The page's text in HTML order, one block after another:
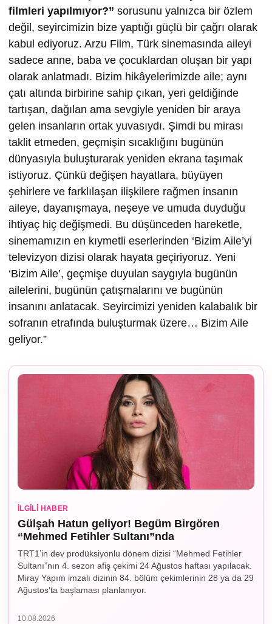
filmleri yapılmıyor?” sorusunu yalnızca bir özlem
değil, seyircimizin bize yaptığı güçlü bir çağrı olarak
kabul ediyoruz. Arzu Film, Türk sinemasında aileyi
sadece anne, baba ve çocuklardan oluşan bir yapı
olarak anlatmadı. Bizim hikâyelerimizde aile; aynı
çatı altında birbirine sahip çıkan, yeri geldiğinde
tartışan, dağılan ama sevgiyle yeniden bir araya
gelen insanların ortak yuvasıydı. Şimdi bu mirası
taklit etmeden, geçmişin sıcaklığını bugünün
dünyasıyla buluşturarak yeniden ekrana taşımak
istiyoruz. Çünkü değişen hayatlara, büyüyen
şehirlere ve farklılaşan ilişkilere rağmen insanın
aileye, dayanışmaya, neşeye ve umuda duyduğu
ihtiyaç hiç değişmedi. Bu düşünceden hareketle,
sinemamızın en kıymetli eserlerinden ‘Bizim Aile’yi
televizyon dizisi olarak hayata geçiriyoruz. Yeni
‘Bizim Aile’, geçmişe duyulan saygıyla bugünün
ailelerini, bugünün çatışmalarını ve bugünün
insanını anlatacak. Seyircimizi yeniden kalabalık bir
sofranın etrafında buluşturmak üzere… Bizim Aile
geliyor.”
İLGILI HABER
Gülşah Hatun geliyor! Begüm Birgören
“Mehmed Fetihler Sultanı”nda
TRT1’in dev prodüksiyonlu dönem dizisi “Mehmed Fetihler
Sultanı”nın 4. sezon afiş çekimi 24 Ağustos haftası yapılacak.
Miray Yapım imzalı dizinin 84. bölüm çekimlerinin 28 ya da 29
Ağustos’ta başlaması planlanıyor.
10.08.2026